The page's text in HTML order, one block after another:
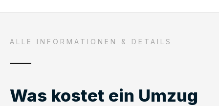
ALLE INFORMATIONEN & DETAILS
Was kostet ein Umzug